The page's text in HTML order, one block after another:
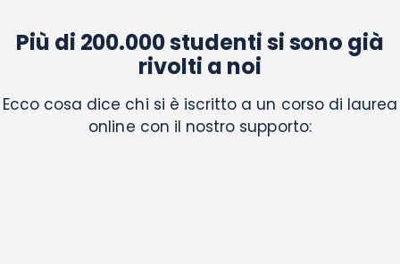
Più di 200.000 studenti si sono già
rivolti a noi
Ecco cosa dice chi si è iscritto a un corso di laurea
online con il nostro supporto: